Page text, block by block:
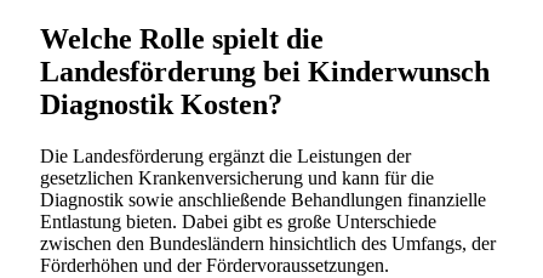
Welche Rolle spielt die
Landesförderung bei Kinderwunsch
Diagnostik Kosten?
Die Landesförderung ergänzt die Leistungen der
gesetzlichen Krankenversicherung und kann für die
Diagnostik sowie anschließende Behandlungen finanzielle
Entlastung bieten. Dabei gibt es große Unterschiede
zwischen den Bundesländern hinsichtlich des Umfangs, der
Förderhöhen und der Fördervoraussetzungen.